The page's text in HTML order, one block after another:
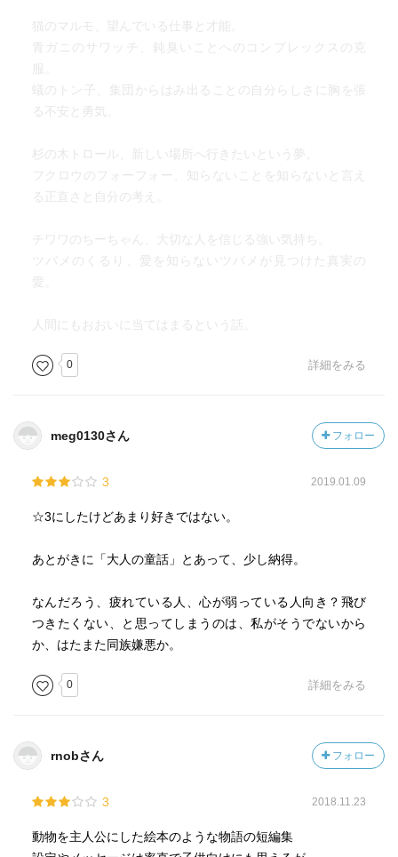
猫のマルモ、望んでいる仕事と才能。
青ガニのサワッチ、鈍臭いことへのコンプレックスの克
服。
蟻のトン子、集団からはみ出ることの自分らしさに胸を張
る不安と勇気。
杉の木トロール、新しい場所へ行きたいという夢。
フクロウのフォーフォー、知らないことを知らないと言え
る正直さと自分の考え。
チワワのちーちゃん、大切な人を信じる強い気持ち。
ツバメのくるり、愛を知らないツバメが見つけた真実の
愛。
人間にもおおいに当てはまるという話。
0 詳細をみる
meg0130さん フォロー
3 2019.01.09
☆3にしたけどあまり好きではない。
あとがきに「大人の童話」とあって、少し納得。
なんだろう、疲れている人、心が弱っている人向き？飛び
つきたくない、と思ってしまうのは、私がそうでないから
か、はたまた同族嫌悪か。
0 詳細をみる
rnobさん フォロー
3 2018.11.23
動物を主人公にした絵本のような物語の短編集